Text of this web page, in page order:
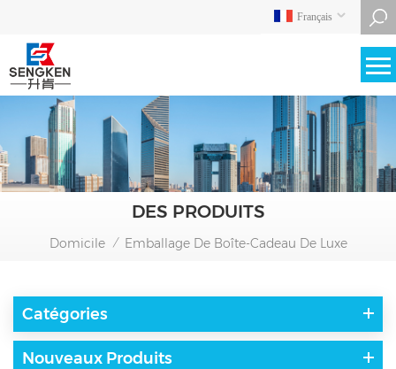
Français
DES PRODUITS
Domicile / Emballage De Boîte-Cadeau De Luxe
Catégories
Nouveaux Produits